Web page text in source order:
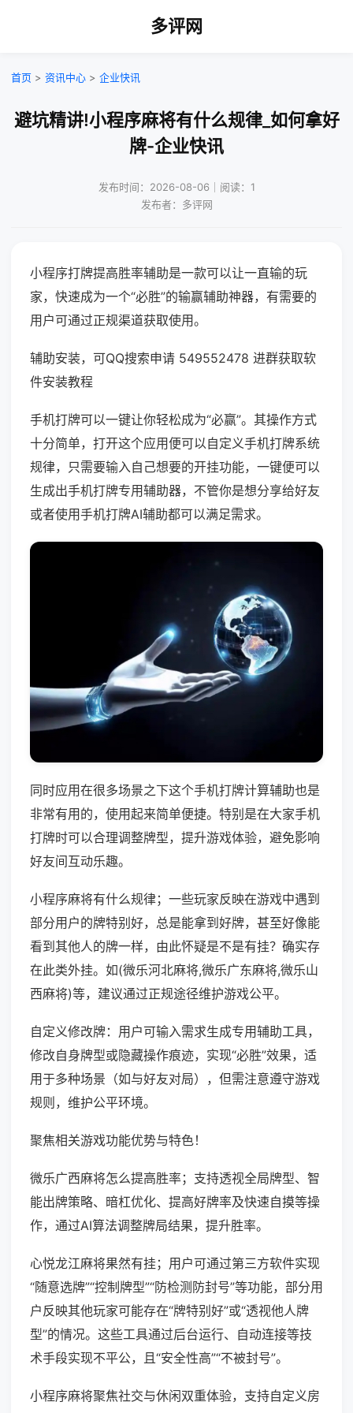
多评网
首页 > 资讯中心 > 企业快讯
避坑精讲!小程序麻将有什么规律_如何拿好
牌-企业快讯
发布时间：2026-08-06｜阅读：1
发布者：多评网
小程序打牌提高胜率辅助是一款可以让一直输的玩
家，快速成为一个“必胜”的输赢辅助神器，有需要的
用户可通过正规渠道获取使用。
辅助安装，可QQ搜索申请 549552478 进群获取软
件安装教程
手机打牌可以一键让你轻松成为“必赢”。其操作方式
十分简单，打开这个应用便可以自定义手机打牌系统
规律，只需要输入自己想要的开挂功能，一键便可以
生成出手机打牌专用辅助器，不管你是想分享给好友
或者使用手机打牌AI辅助都可以满足需求。
同时应用在很多场景之下这个手机打牌计算辅助也是
非常有用的，使用起来简单便捷。特别是在大家手机
打牌时可以合理调整牌型，提升游戏体验，避免影响
好友间互动乐趣。
小程序麻将有什么规律；一些玩家反映在游戏中遇到
部分用户的牌特别好，总是能拿到好牌，甚至好像能
看到其他人的牌一样，由此怀疑是不是有挂？确实存
在此类外挂。如(微乐河北麻将,微乐广东麻将,微乐山
西麻将)等，建议通过正规途径维护游戏公平。
自定义修改牌：用户可输入需求生成专用辅助工具，
修改自身牌型或隐藏操作痕迹，实现“必胜”效果，适
用于多种场景（如与好友对局），但需注意遵守游戏
规则，维护公平环境。
聚焦相关游戏功能优势与特色！
微乐广西麻将怎么提高胜率；支持透视全局牌型、智
能出牌策略、暗杠优化、提高好牌率及快速自摸等操
作，通过AI算法调整牌局结果，提升胜率。
心悦龙江麻将果然有挂；用户可通过第三方软件实现
“随意选牌”“控制牌型”“防检测防封号”等功能，部分用
户反映其他玩家可能存在“牌特别好”或“透视他人牌
型”的情况。这些工具通过后台运行、自动连接等技
术手段实现不平公，且“安全性高”“不被封号”。
小程序麻将聚焦社交与休闲双重体验，支持自定义房